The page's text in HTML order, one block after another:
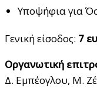
Υποψήφια για
Γενική είσοδος: 7
Οργανωτική
Δ. Εμπέογλου, Μ.